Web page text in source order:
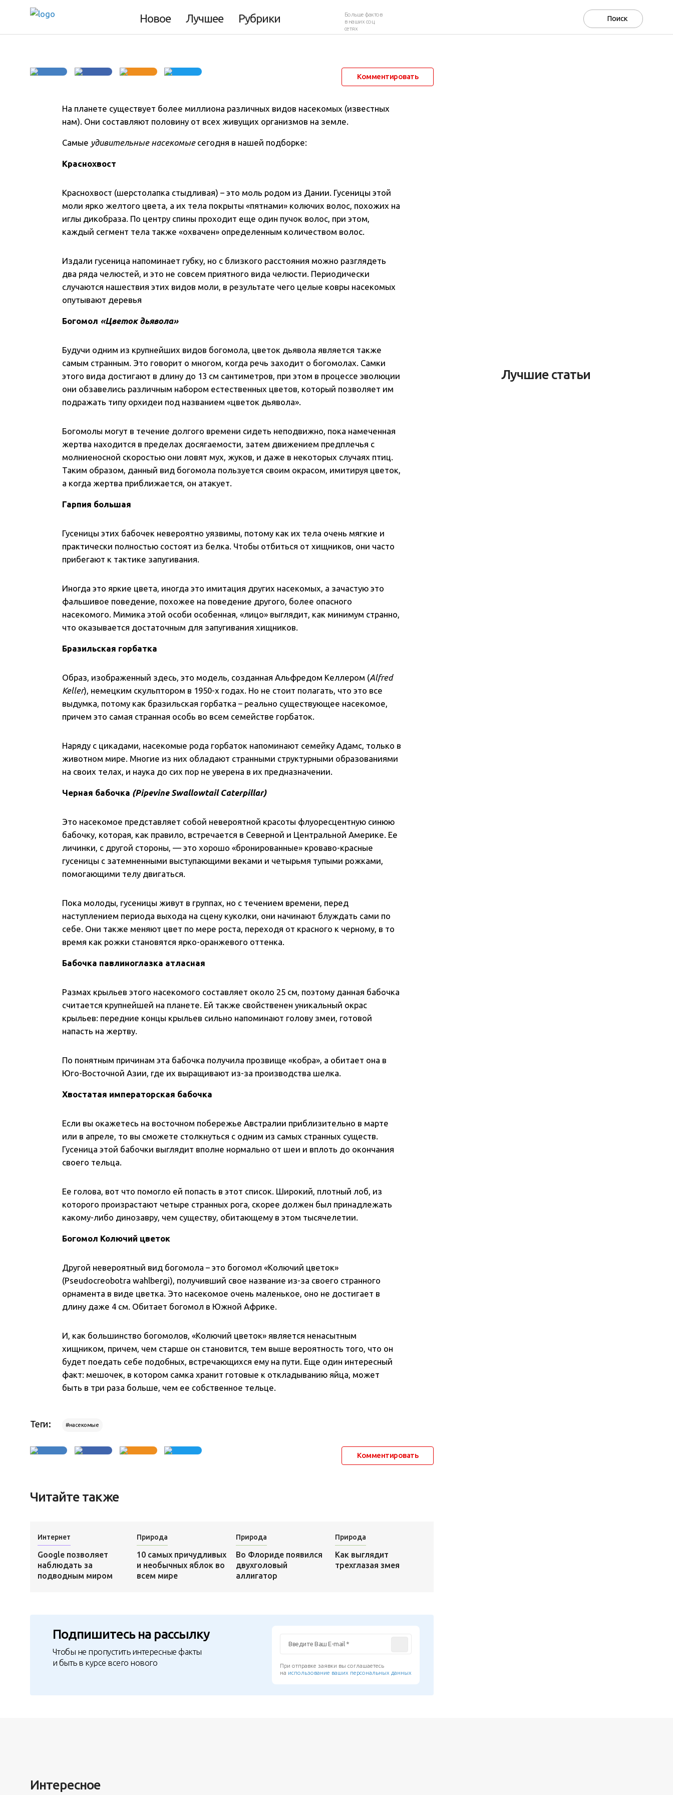
Новое Лучшее Рубрики
Больше фактов
в наших соц.
сетях
Комментировать
На планете существует более миллиона различных видов насекомых (известных
нам). Они составляют половину от всех живущих организмов на земле.
Самые удивительные насекомыесегодня в нашей подборке:
Краснохвост
Краснохвост (шерстолапка стыдливая) – это моль родом из Дании. Гусеницы этой
моли ярко желтого цвета, а их тела покрыты «пятнами» колючих волос, похожих на
иглы дикобраза. По центру спины проходит еще один пучок волос, при этом,
каждый сегмент тела также «охвачен» определенным количеством волос.
Издали гусеница напоминает губку, но с близкого расстояния можно разглядеть
два ряда челюстей, и это не совсем приятного вида челюсти. Периодически
случаются нашествия этих видов моли, в результате чего целые ковры насекомых
опутывают деревья
Богомол «Цветок дьявола»
Будучи одним из крупнейших видов богомола, цветок дьявола является также
самым странным. Это говорит о многом, когда речь заходит о богомолах. Самки
этого вида достигают в длину до 13 см сантиметров, при этом в процессе эволюции
они обзавелись различным набором естественных цветов, который позволяет им
подражать типу орхидеи под названием «цветок дьявола».
Богомолы могут в течение долгого времени сидеть неподвижно, пока намеченная
жертва находится в пределах досягаемости, затем движением предплечья с
молниеносной скоростью они ловят мух, жуков, и даже в некоторых случаях птиц.
Таким образом, данный вид богомола пользуется своим окрасом, имитируя цветок,
а когда жертва приближается, он атакует.
Гарпия большая
Гусеницы этих бабочек невероятно уязвимы, потому как их тела очень мягкие и
практически полностью состоят из белка. Чтобы отбиться от хищников, они часто
прибегают к тактике запугивания.
Иногда это яркие цвета, иногда это имитация других насекомых, а зачастую это
фальшивое поведение, похожее на поведение другого, более опасного
насекомого. Мимика этой особи особенная, «лицо» выглядит, как минимум странно,
что оказывается достаточным для запугивания хищников.
Бразильская горбатка
Образ, изображенный здесь, это модель, созданная Альфредом Келлером (Alfred
Keller), немецким скульптором в 1950-х годах. Но не стоит полагать, что это все
выдумка, потому как бразильская горбатка – реально существующее насекомое,
причем это самая странная особь во всем семействе горбаток.
Наряду с цикадами, насекомые рода горбаток напоминают семейку Адамс, только в
животном мире. Многие из них обладают странными структурными образованиями
на своих телах, и наука до сих пор не уверена в их предназначении.
Черная бабочка (Pipevine Swallowtail Caterpillar)
Это насекомое представляет собой невероятной красоты флуоресцентную синюю
бабочку, которая, как правило, встречается в Северной и Центральной Америке. Ее
личинки, с другой стороны, — это хорошо «бронированные» кроваво-красные
гусеницы с затемненными выступающими веками и четырьмя тупыми рожками,
помогающими телу двигаться.
Пока молоды, гусеницы живут в группах, но с течением времени, перед
наступлением периода выхода на сцену куколки, они начинают блуждать сами по
себе. Они также меняют цвет по мере роста, переходя от красного к черному, в то
время как рожки становятся ярко-оранжевого оттенка.
Бабочка павлиноглазка атласная
Размах крыльев этого насекомого составляет около 25 см, поэтому данная бабочка
считается крупнейшей на планете. Ей также свойственен уникальный окрас
крыльев: передние концы крыльев сильно напоминают голову змеи, готовой
напасть на жертву.
По понятным причинам эта бабочка получила прозвище «кобра», а обитает она в
Юго-Восточной Азии, где их выращивают из-за производства шелка.
Хвостатая императорская бабочка
Если вы окажетесь на восточном побережье Австралии приблизительно в марте
или в апреле, то вы сможете столкнуться с одним из самых странных существ.
Гусеница этой бабочки выглядит вполне нормально от шеи и вплоть до окончания
своего тельца.
Ее голова, вот что помогло ей попасть в этот список. Широкий, плотный лоб, из
которого произрастают четыре странных рога, скорее должен был принадлежать
какому-либо динозавру, чем существу, обитающему в этом тысячелетии.
Богомол Колючий цветок
Другой невероятный вид богомола – это богомол «Колючий цветок»
(Pseudocreobotra wahlbergi), получивший свое название из-за своего странного
орнамента в виде цветка. Это насекомое очень маленькое, оно не достигает в
длину даже 4 см. Обитает богомол в Южной Африке.
И, как большинство богомолов, «Колючий цветок» является ненасытным
хищником, причем, чем старше он становится, тем выше вероятность того, что он
будет поедать себе подобных, встречающихся ему на пути. Еще один интересный
факт: мешочек, в котором самка хранит готовые к откладыванию яйца, может
быть в три раза больше, чем ее собственное тельце.
Теги: #насекомые
Комментировать
Читайте также
Интернет
Google позволяет
наблюдать за
подводным миром
Природа
10 самых причудливых
и необычных яблок во
всем мире
Природа
Во Флориде появился
двухголовый
аллигатор
Природа
Как выглядит
трехглазая змея
Подпишитесь на рассылку
Чтобы не пропустить интересные факты
и быть в курсе всего нового
При отправке заявки вы соглашаетесь
на использование ваших персональных данных
Лучшие статьи
Интересное